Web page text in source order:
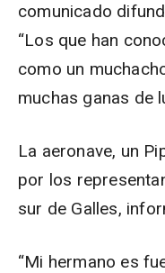
comunicado
“Los que han
como un
muchas ganas de
La aeronave, un
por los
sur de Galles,
“Mi hermano es